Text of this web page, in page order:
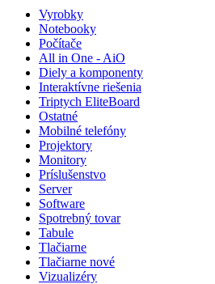
Vyrobky
Notebooky
Počítače
All in One - AiO
Diely a komponenty
Interaktívne riešenia
Triptych EliteBoard
Ostatné
Mobilné telefóny
Projektory
Monitory
Príslušenstvo
Server
Software
Spotrebný tovar
Tabule
Tlačiarne
Tlačiarne nové
Vizualizéry